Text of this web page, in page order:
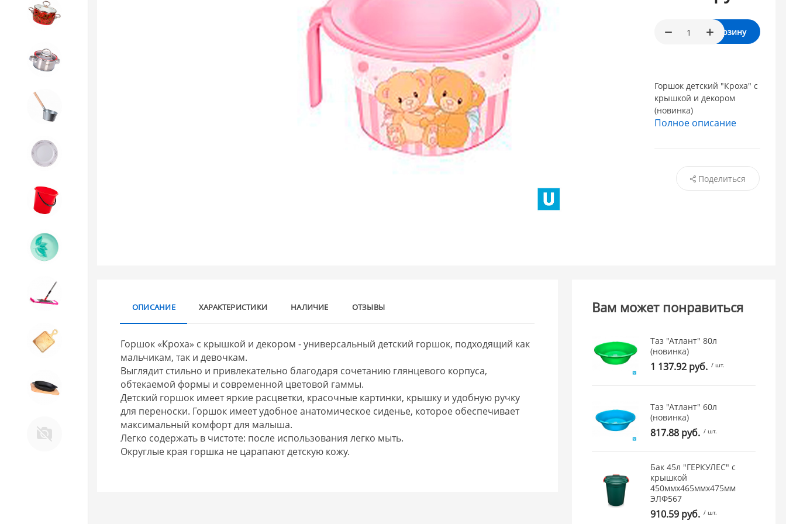
11. Товары для КУХНИ
12. ПЕЧНОЕ литье и посуда из
13. Крышки и закаточные
машинки ДЛЯ
КОНСЕРВИРОВАНИЯ
В корзину
Горшок детский "Кроха" с
крышкой и декором
(новинка)
Полное описание
Поделиться
ОПИСАНИЕ ХАРАКТЕРИСТИКИ НАЛИЧИЕ ОТЗЫВЫ
Горшок «Кроха» с крышкой и декором - универсальный детский горшок, подходящий как
мальчикам, так и девочкам.
Выглядит стильно и привлекательно благодаря сочетанию глянцевого корпуса,
обтекаемой формы и современной цветовой гаммы.
Детский горшок имеет яркие расцветки, красочные картинки, крышку и удобную ручку
для переноски. Горшок имеет удобное анатомическое сиденье, которое обеспечивает
максимальный комфорт для малыша.
Легко содержать в чистоте: после использования легко мыть.
Округлые края горшка не царапают детскую кожу.
Вам может понравиться
Таз "Атлант" 80л
(новинка)
1 137.92 руб. / шт.
Таз "Атлант" 60л
(новинка)
817.88 руб. / шт.
Бак 45л "ГЕРКУЛЕС" с
крышкой
450ммх465ммх475мм
ЭЛФ567
910.59 руб. / шт.